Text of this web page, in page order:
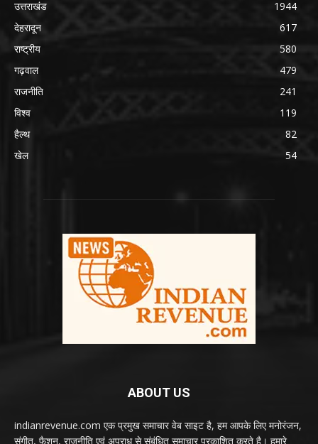
उत्तराखंड
1944
देहरादून
617
राष्ट्रीय
580
गढ़वाल
479
राजनीति
241
विश्व
119
हैल्थ
82
खेल
54
ABOUT US
indianrevenue.com एक प्रमुख समाचार वेब साइट है, हम आपके लिए मनोरंजन,
संगीत, फैशन, राजनीति एवं अपराध से संबंधित समाचार प्रकाशित करते है। हमारे